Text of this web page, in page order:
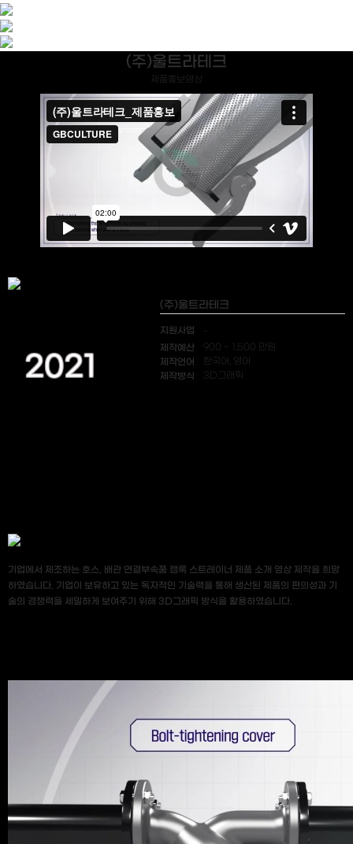
(주)울트라테크
제품홍보영상
2021
(주)울트라테크
지원사업
제작예산 900 ~ 1,500 만원
제작언어 한국어, 영어
제작방식 3D그래픽
기업에서 제조하는 호스, 배관 연결부속품 캠록 스트레이너 제품 소개 영상 제작을 희망
하였습니다. 기업이 보유하고 있는 독자적인 기술력을 통해 생산된 제품의 편의성과 기
술의 경쟁력을 세밀하게 보여주기 위해 3D그래픽 방식을 활용하였습니다.